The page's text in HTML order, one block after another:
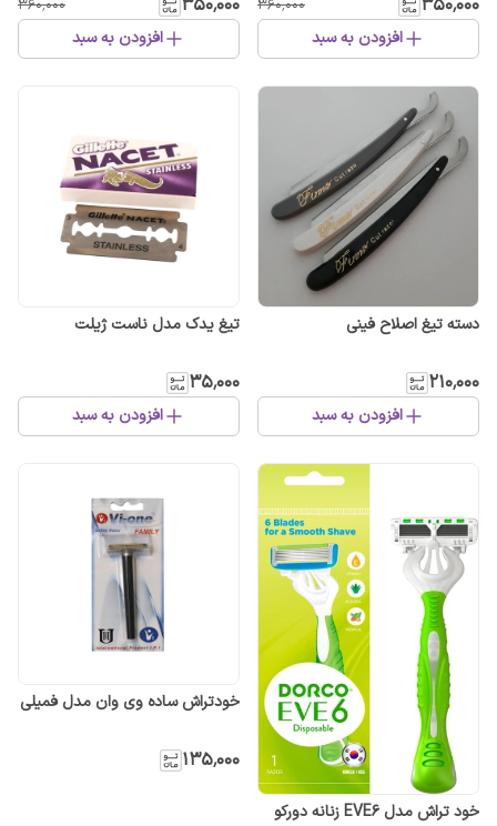
۳۵۰٬۰۰۰ ۳۶۰٬۰۰۰
افزودن به سبد
۳۵۰٬۰۰۰ ۳۶۰٬۰۰۰
افزودن به سبد
دسته تیغ اصلاح فینی
۲۱۰٬۰۰۰
افزودن به سبد
تیغ یدک مدل ناست ژیلت
۳۵٬۰۰۰
افزودن به سبد
خود تراش مدل EVE6 زنانه دورکو
خودتراش ساده وی وان مدل فمیلی
۱۳۵٬۰۰۰